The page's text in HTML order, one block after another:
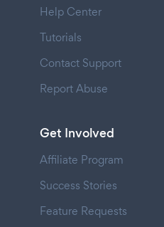
Help Center
Tutorials
Contact Support
Report Abuse
Get Involved
Affiliate Program
Success Stories
Feature Requests